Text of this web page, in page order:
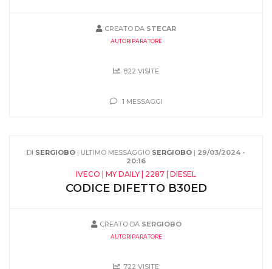
CREATO DA STECAR
AUTORIPARATORE
822 VISITE
1 MESSAGGI
DI SERGIOBO | ULTIMO MESSAGGIO SERGIOBO | 29/03/2024 -
20:16
IVECO | MY DAILY | 2287 | DIESEL
CODICE DIFETTO B30ED
CREATO DA SERGIOBO
AUTORIPARATORE
722 VISITE